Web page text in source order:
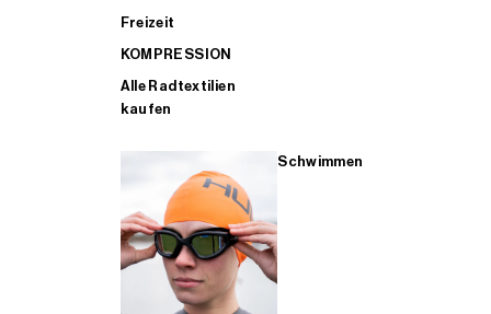
Freizeit
KOMPRESSION
Alle Radtextilien
kaufen
Schwimmen